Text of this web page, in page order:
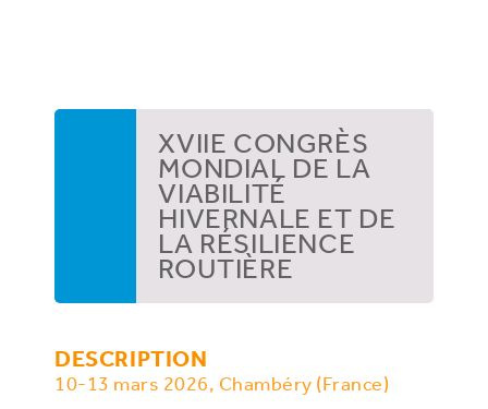
XVIIE CONGRÈS
MONDIAL DE LA
VIABILITÉ
HIVERNALE ET DE
LA RÉSILIENCE
ROUTIÈRE
DESCRIPTION
10-13 mars 2026, Chambéry (France)